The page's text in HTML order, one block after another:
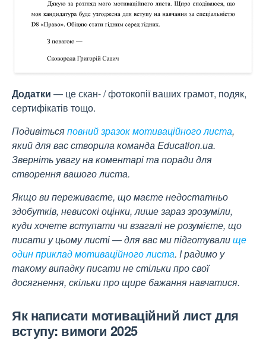
Додатки — це скан- / фотокопії ваших грамот, подяк,
сертифікатів тощо.
Подивітьсяповний зразок мотиваційного листа,
який для вас створила команда Education.ua.
Зверніть увагу на коментарі та поради для
створення вашого листа.
Якщо ви переживаєте, що маєте недостатньо
здобутків, невисокі оцінки, лише зараз зрозуміли,
куди хочете вступати чи взагалі не розумієте, що
писати у цьому листі — для вас ми підготувалище
один приклад мотиваційного листа. І радимо у
такому випадку писати не стільки про свої
досягнення, скільки про щире бажання навчатися.
Як написати мотиваційний лист для
вступу: вимоги 2025